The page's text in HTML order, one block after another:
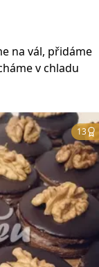
na vál, přidáme
v chladu
13